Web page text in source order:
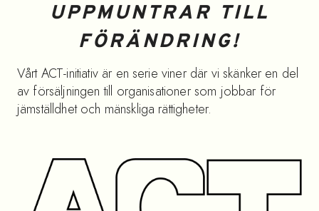
UPPMUNTRAR TILL
FÖRÄNDRING!
Vårt ACT-initiativ är en serie viner där vi skänker en del
av försäljningen till organisationer som jobbar för
jämställdhet och mänskliga rättigheter.